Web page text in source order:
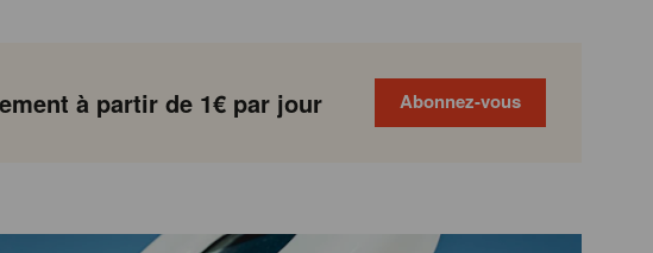
à partir de 1€ par jour Abonnez-vous